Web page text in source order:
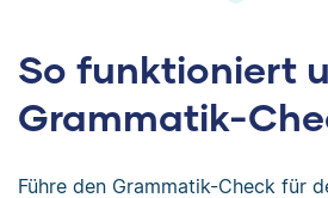
So funktioniert
Grammatik-
Führe den Grammatik-Check für